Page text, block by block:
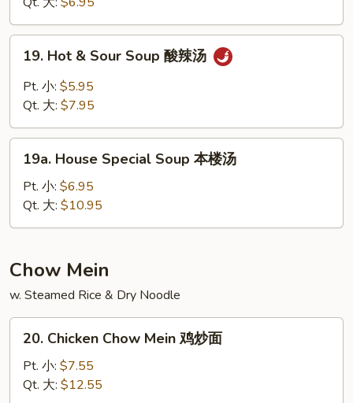
青
菜
Hot
Sour
酸
19. Hot & Sour Soup 酸辣汤
Pt. 小: $5.95
Qt. 大: $7.95
House
Special
Soup
本
汤
19a. House Special Soup 本楼汤
Pt. 小: $6.95
Qt. 大: $10.95
Chow Mein
w. Steamed Rice & Dry Noodle
Chicken
Chow
Mein
20. Chicken Chow Mein 鸡炒面
Pt. 小: $7.55
Qt. 大: $12.55